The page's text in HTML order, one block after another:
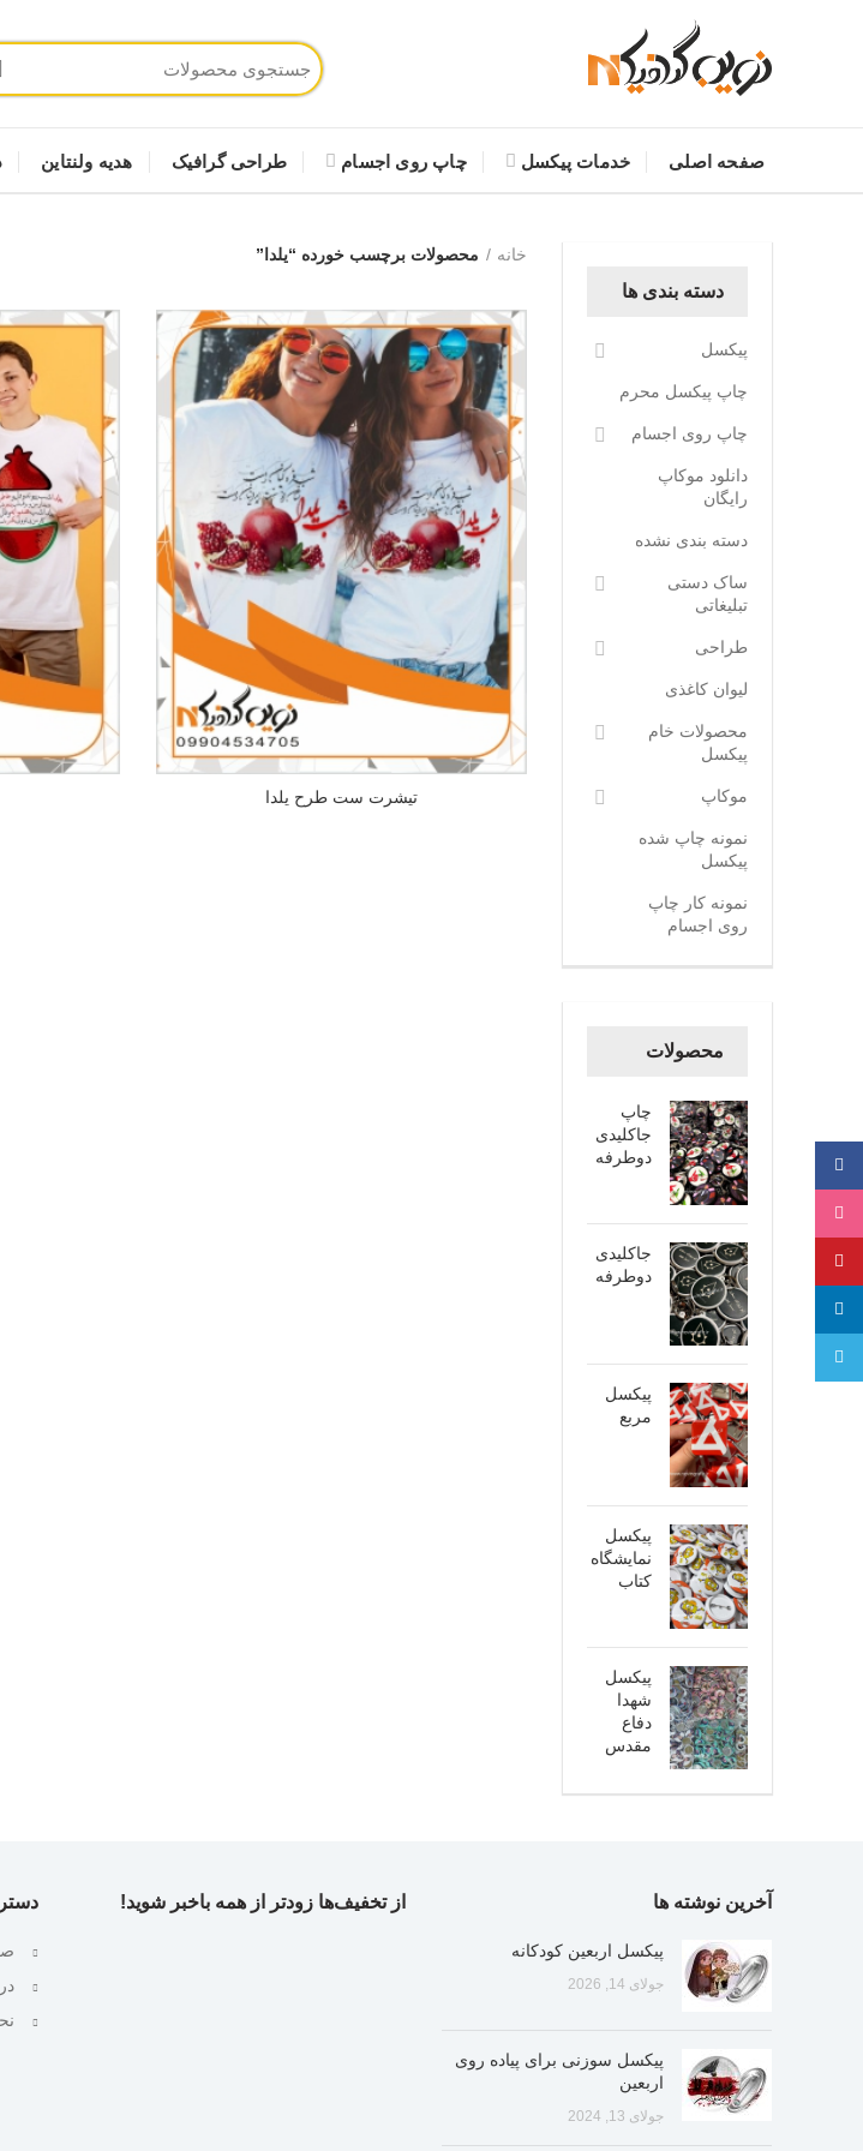
صفحه اصلی خدمات پیکسل چاپ روی اجسام طراحی گرافیک هدیه ولنتاین
خانه محصولات برچسب خورده “یلدا”
تیشرت ست طرح یلدا
دسته بندی ها
پیکسل
چاپ پیکسل محرم
چاپ روی اجسام
دانلود موکاپ
رایگان
دسته بندی نشده
ساک دستی
تبلیغاتی
طراحی
لیوان کاغذی
محصولات خام
پیکسل
موکاپ
نمونه چاپ شده
پیکسل
نمونه کار چاپ
روی اجسام
محصولات
چاپ
جاکلیدی
دوطرفه
جاکلیدی
دوطرفه
پیکسل
مربع
پیکسل
نمایشگاه
کتاب
پیکسل
شهدا
دفاع
مقدس
آخرین نوشته ها
پیکسل اربعین کودکانه
جولای 14, 2026
پیکسل سوزنی برای پیاده روی
اربعین
جولای 13, 2024
از تخفیف‌ها زودتر از همه باخبر شوید!
فیسبوک
اینستاگرام
پینترست
لینکدین
تلگرام